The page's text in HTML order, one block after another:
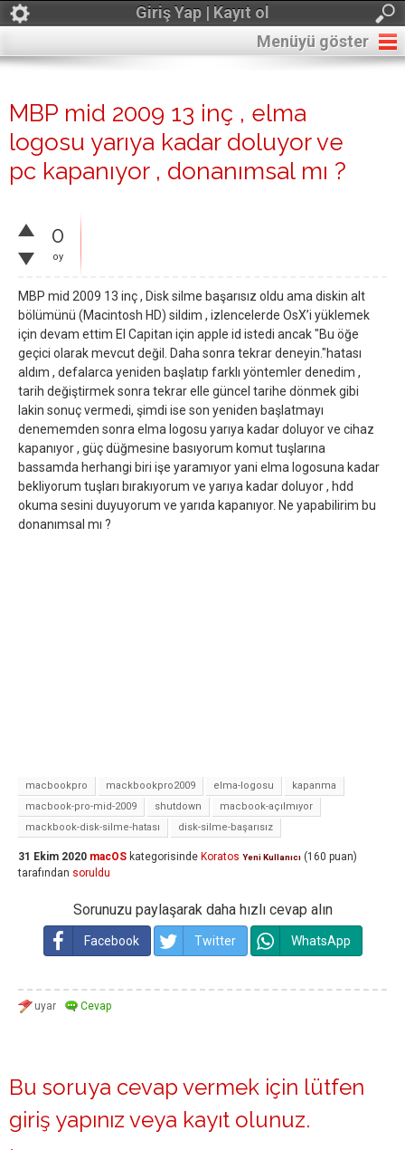
Giriş Yap | Kayıt ol
Menüyü göster
MBP mid 2009 13 inç , elma
logosu yarıya kadar doluyor ve
pc kapanıyor , donanımsal mı ?
0
oy
MBP mid 2009 13 inç , Disk silme başarısız oldu ama diskin alt
bölümünü (Macintosh HD) sildim , izlencelerde OsX’i yüklemek
için devam ettim El Capitan için apple id istedi ancak "Bu öğe
geçici olarak mevcut değil. Daha sonra tekrar deneyin."hatası
aldım , defalarca yeniden başlatıp farklı yöntemler denedim ,
tarih değiştirmek sonra tekrar elle güncel tarihe dönmek gibi
lakin sonuç vermedi, şimdi ise son yeniden başlatmayı
denememden sonra elma logosu yarıya kadar doluyor ve cihaz
kapanıyor , güç düğmesine basıyorum komut tuşlarına
bassamda herhangi biri işe yaramıyor yani elma logosuna kadar
bekliyorum tuşları bırakıyorum ve yarıya kadar doluyor , hdd
okuma sesini duyuyorum ve yarıda kapanıyor. Ne yapabilirim bu
donanımsal mı ?
macbookpro mackbookpro2009 elma-logosu
kapanma
macbook-pro-mid-2009
shutdown
macbook-açılmıyor
mackbook-disk-silme-hatası
disk-silme-başarısız
31 Ekim 2020 macOS kategorisinde Koratos Yeni Kullanıcı (160 puan)
tarafından soruldu
Sorunuzu paylaşarak daha hızlı cevap alın
Facebook Twitter WhatsApp
Bu soruya cevap vermek için lütfen
giriş yapınız veya kayıt olunuz.